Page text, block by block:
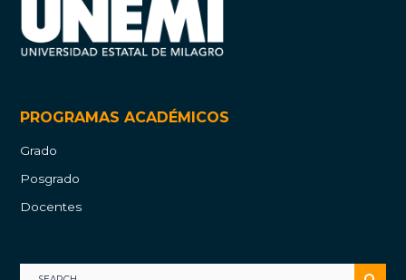
PROGRAMAS ACADÉMICOS
Grado
Posgrado
Docentes